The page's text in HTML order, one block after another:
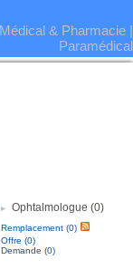
Médical & Pharmacie |
Paramédical
Ophtalmologue (0)
Remplacement (0)
Offre (0)
Demande (0)